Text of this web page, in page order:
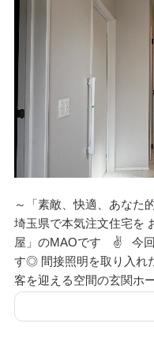
～「素敵、快適、あなた
埼玉県で本気注文住宅を
屋」のMAOです ✌ 今回
す◎ 間接照明を取り入れ
客を迎える空間の玄関ホ